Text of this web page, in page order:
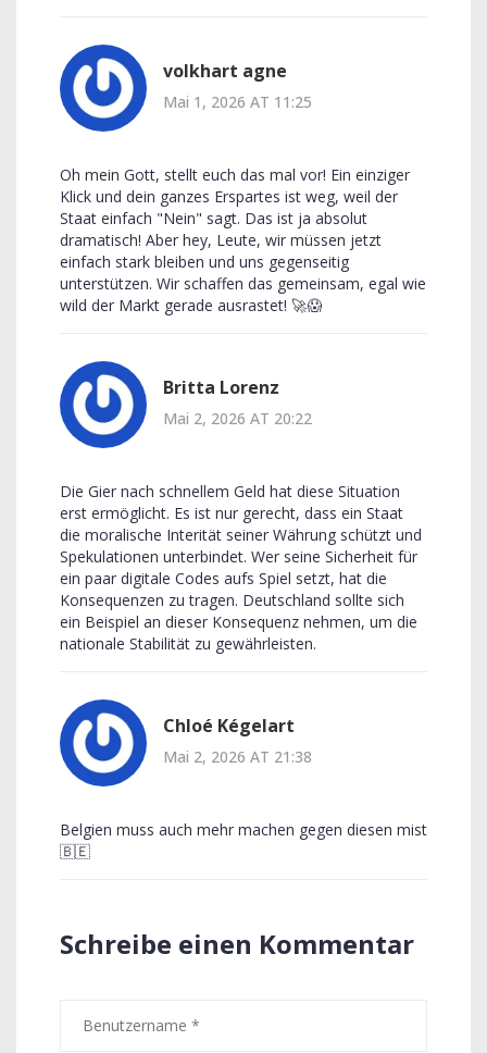
volkhart agne
Mai 1, 2026 AT 11:25
Oh mein Gott, stellt euch das mal vor! Ein einziger
Klick und dein ganzes Erspartes ist weg, weil der
Staat einfach "Nein" sagt. Das ist ja absolut
dramatisch! Aber hey, Leute, wir müssen jetzt
einfach stark bleiben und uns gegenseitig
unterstützen. Wir schaffen das gemeinsam, egal wie
wild der Markt gerade ausrastet! 🚀😱
Britta Lorenz
Mai 2, 2026 AT 20:22
Die Gier nach schnellem Geld hat diese Situation
erst ermöglicht. Es ist nur gerecht, dass ein Staat
die moralische Interität seiner Währung schützt und
Spekulationen unterbindet. Wer seine Sicherheit für
ein paar digitale Codes aufs Spiel setzt, hat die
Konsequenzen zu tragen. Deutschland sollte sich
ein Beispiel an dieser Konsequenz nehmen, um die
nationale Stabilität zu gewährleisten.
Chloé Kégelart
Mai 2, 2026 AT 21:38
Belgien muss auch mehr machen gegen diesen mist
🇧🇪
Schreibe einen Kommentar